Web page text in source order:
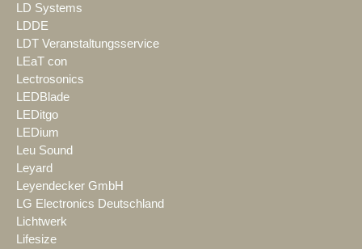
LD Systems
LDDE
LDT Veranstaltungsservice
LEaT con
Lectrosonics
LEDBlade
LEDitgo
LEDium
Leu Sound
Leyard
Leyendecker GmbH
LG Electronics Deutschland
Lichtwerk
Lifesize